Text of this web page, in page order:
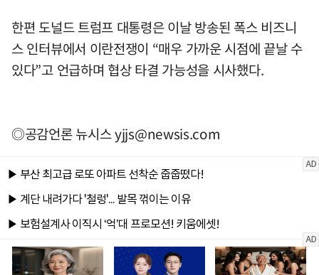
한편 도널드 트럼프 대통령은 이날 방송된 폭스 비즈니
스 인터뷰에서 이란전쟁이 “매우 가까운 시점에 끝날 수
있다”고 언급하며 협상 타결 가능성을 시사했다.
◎공감언론 뉴시스yjjs@newsis.com